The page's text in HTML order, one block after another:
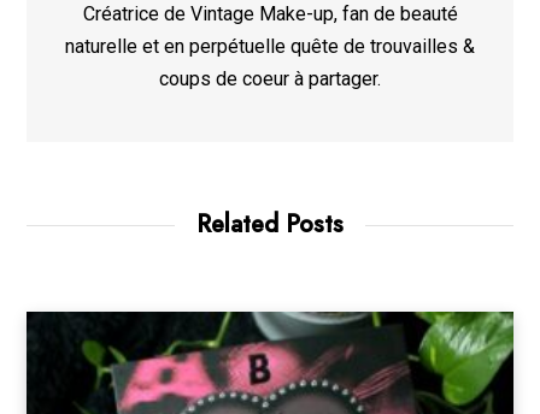
Créatrice de Vintage Make-up, fan de beauté
naturelle et en perpétuelle quête de trouvailles &
coups de coeur à partager.
Related Posts